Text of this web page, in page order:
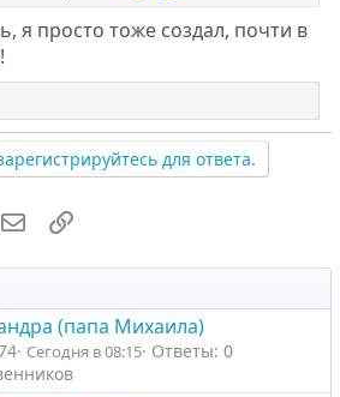
я просто тоже создал, почти в
для ответа.
Электронная почта
(папа Михаила)
Сегодня в 08:15 Ответы: 0